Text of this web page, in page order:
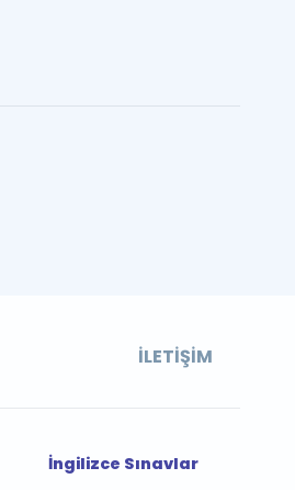
İLETIŞIM
İngilizce Sınavlar